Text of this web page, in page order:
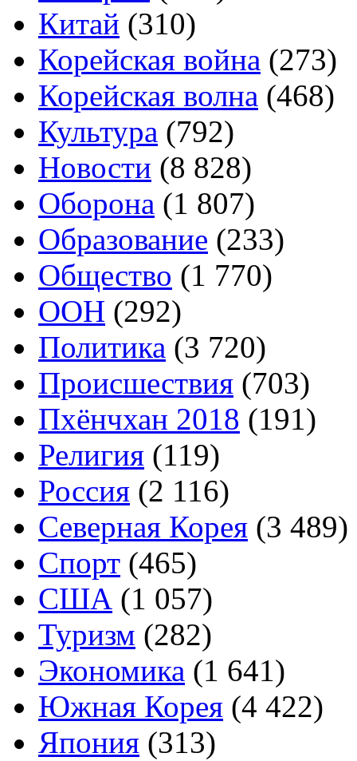
Китай (310)
Корейская война (273)
Корейская волна (468)
Культура (792)
Новости (8 828)
Оборона (1 807)
Образование (233)
Общество (1 770)
ООН (292)
Политика (3 720)
Происшествия (703)
Пхёнчхан 2018 (191)
Религия (119)
Россия (2 116)
Северная Корея (3 489)
Спорт (465)
США (1 057)
Туризм (282)
Экономика (1 641)
Южная Корея (4 422)
Япония (313)